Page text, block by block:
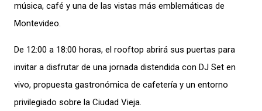
música, café y una de las vistas más emblemáticas de
Montevideo.
De 12:00 a 18:00 horas, el rooftop abrirá sus puertas para
invitar a disfrutar de una jornada distendida con DJ Set en
vivo, propuesta gastronómica de cafetería y un entorno
privilegiado sobre la Ciudad Vieja.